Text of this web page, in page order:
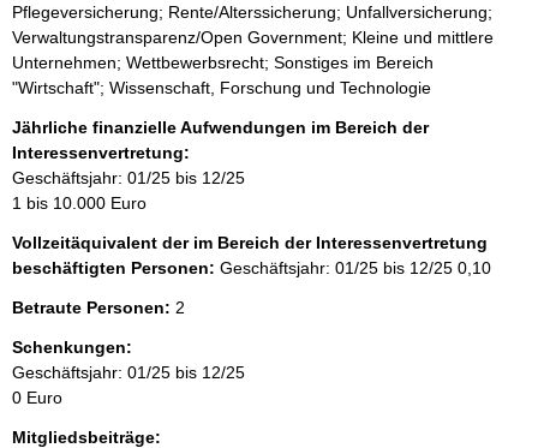
Pflegeversicherung; Rente/Alterssicherung; Unfallversicherung;
Verwaltungstransparenz/Open Government; Kleine und mittlere
Unternehmen; Wettbewerbsrecht; Sonstiges im Bereich
"Wirtschaft"; Wissenschaft, Forschung und Technologie
Jährliche finanzielle Aufwendungen im Bereich der
Interessenvertretung:
Geschäftsjahr: 01/25 bis 12/25
1 bis 10.000 Euro
Vollzeitäquivalent der im Bereich der Interessenvertretung
beschäftigten Personen: Geschäftsjahr: 01/25 bis 12/25 0,10
Betraute Personen: 2
Schenkungen:
Geschäftsjahr: 01/25 bis 12/25
0 Euro
Mitgliedsbeiträge: